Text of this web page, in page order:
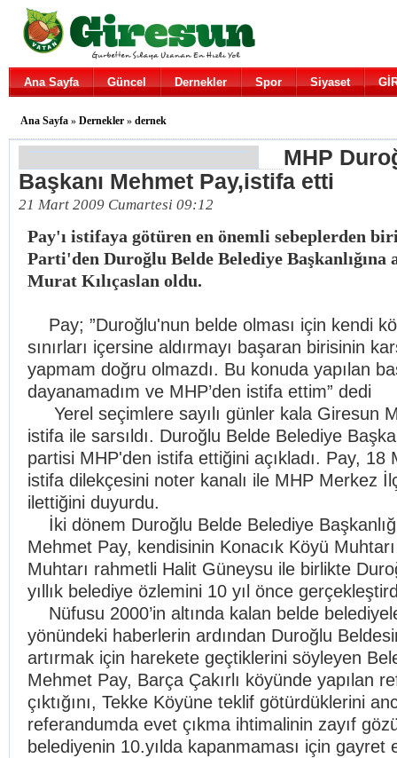
Ana Sayfa Güncel Dernekler Spor Siyaset
Ana Sayfa » Dernekler » dernek
MHP
Başkanı Mehmet Pay,istifa etti
21 Mart 2009 Cumartesi 09:12
Pay'ı istifaya götüren en önemli sebeplerden
Parti'den Duroğlu Belde Belediye Başkanlığına
Murat Kılıçaslan oldu.
Pay; ”Duroğlu'nun belde olması için kendi
sınırları içersine aldırmayı başaran birisinin
yapmam doğru olmazdı. Bu konuda yapılan
dayanamadım ve MHP’den istifa ettim” dedi
Yerel seçimlere sayılı günler kala Giresun
istifa ile sarsıldı. Duroğlu Belde Belediye
partisi MHP'den istifa ettiğini açıkladı. Pay, 18
istifa dilekçesini noter kanalı ile MHP Merkez
ilettiğini duyurdu.
İki dönem Duroğlu Belde Belediye
Mehmet Pay, kendisinin Konacık Köyü
Muhtarı rahmetli Halit Güneysu ile birlikte
yıllık belediye özlemini 10 yıl önce
Nüfusu 2000’in altında kalan belde
yönündeki haberlerin ardından Duroğlu
artırmak için harekete geçtiklerini söyleyen
Mehmet Pay, Barça Çakırlı köyünde yapılan
çıktığını, Tekke Köyüne teklif götürdüklerini
referandumda evet çıkma ihtimalinin zayıf
belediyenin 10.yılda kapanmaması için gayret